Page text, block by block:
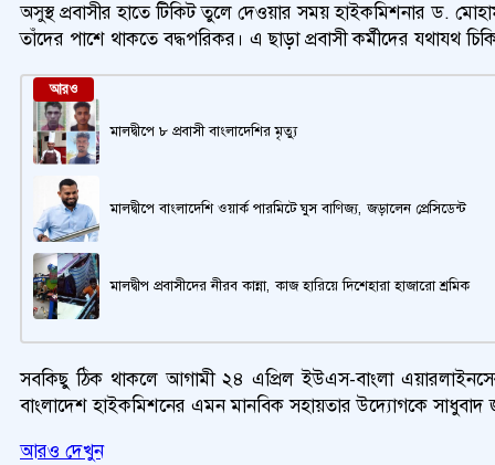
অসুস্থ প্রবাসীর হাতে টিকিট তুলে দেওয়ার সময় হাইকমিশনার ড.
তাঁদের পাশে থাকতে বদ্ধপরিকর। এ ছাড়া প্রবাসী কর্মীদের যথাযথ
আরও
মালদ্বীপে ৮ প্রবাসী বাংলাদেশির মৃত্যু
মালদ্বীপে বাংলাদেশি ওয়ার্ক পারমিটে ঘুস বাণিজ্য, জড়ালেন প্রেসিডেন্ট
মালদ্বীপ প্রবাসীদের নীরব কান্না, কাজ হারিয়ে দিশেহারা হাজারো শ্রমিক
সবকিছু ঠিক থাকলে আগামী ২৪ এপ্রিল ইউএস-বাংলা
বাংলাদেশ হাইকমিশনের এমন মানবিক সহায়তার উদ্যোগকে সাধুবাদ
আরও দেখুন